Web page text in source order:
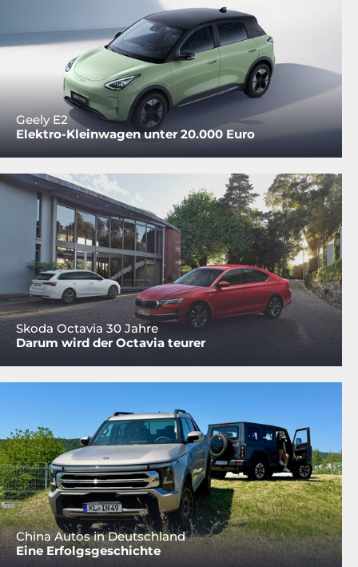
Geely E2
Elektro-Kleinwagen unter 20.000 Euro
Skoda Octavia 30 Jahre
Darum wird der Octavia teurer
China Autos in Deutschland
Eine Erfolgsgeschichte